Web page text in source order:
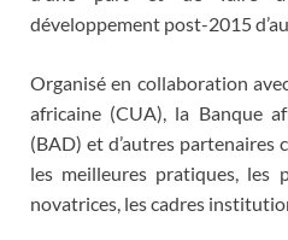
développement post-2015
Organisé en collaboration
africaine (CUA), la Banque
(BAD) et d’autres partenaires
les meilleures pratiques, les
novatrices, les cadres